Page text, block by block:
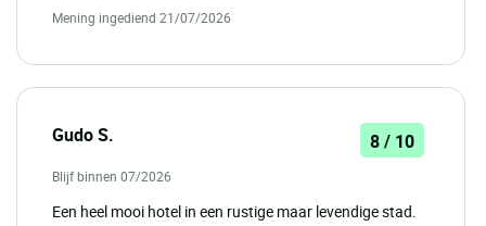
Mening ingediend 21/07/2026
Gudo S. 8 / 10
Blijf binnen 07/2026
Een heel mooi hotel in een rustige maar levendige stad.